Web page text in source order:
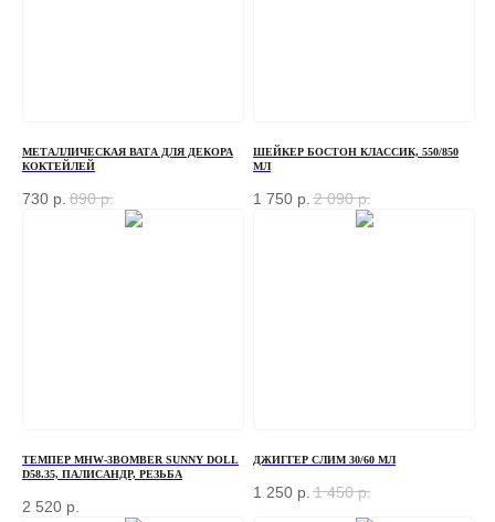
МЕТАЛЛИЧЕСКАЯ ВАТА ДЛЯ ДЕКОРА
КОКТЕЙЛЕЙ
730 р. 890 р.
ШЕЙКЕР БОСТОН КЛАССИК, 550/850
МЛ
1 750 р. 2 090 р.
ТЕМПЕР MHW-3BOMBER SUNNY DOLL
D58.35, ПАЛИСАНДР, РЕЗЬБА
2 520 р.
ДЖИГГЕР СЛИМ 30/60 МЛ
1 250 р. 1 450 р.